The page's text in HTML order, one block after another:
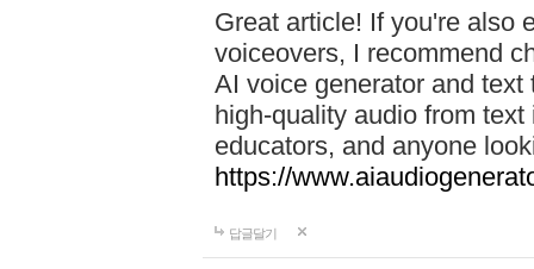
Great article! If you're also
voiceovers, I recommend
AI voice generator and
high-quality audio from
educators, and anyone
https://
답글달기